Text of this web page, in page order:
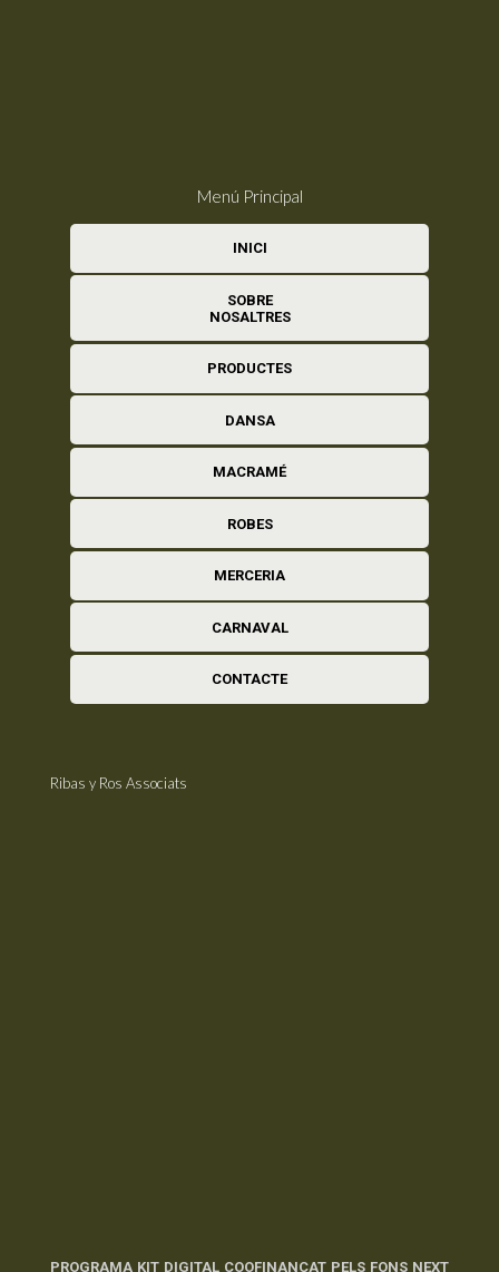
Menú Principal
INICI
SOBRE
NOSALTRES
PRODUCTES
DANSA
MACRAMÉ
ROBES
MERCERIA
CARNAVAL
CONTACTE
Ribas y Ros Associats
PROGRAMA KIT DIGITAL COOFINANÇAT PELS FONS NEXT